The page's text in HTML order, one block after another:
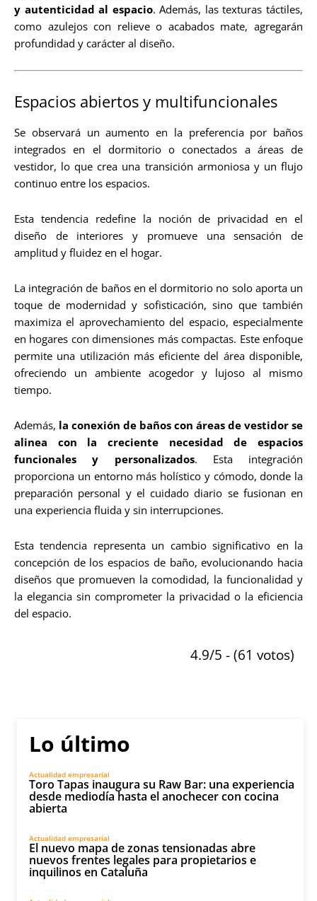
y autenticidad al espacio. Además, las texturas táctiles,
como azulejos con relieve o acabados mate, agregarán
profundidad y carácter al diseño.
Espacios abiertos y multifuncionales
Se observará un aumento en la preferencia por baños
integrados en el dormitorio o conectados a áreas de
vestidor, lo que crea una transición armoniosa y un flujo
continuo entre los espacios.
Esta tendencia redefine la noción de privacidad en el
diseño de interiores y promueve una sensación de
amplitud y fluidez en el hogar.
La integración de baños en el dormitorio no solo aporta un
toque de modernidad y sofisticación, sino que también
maximiza el aprovechamiento del espacio, especialmente
en hogares con dimensiones más compactas. Este enfoque
permite una utilización más eficiente del área disponible,
ofreciendo un ambiente acogedor y lujoso al mismo
tiempo.
Además, la conexión de baños con áreas de vestidor se
alinea con la creciente necesidad de espacios
funcionales y personalizados. Esta integración
proporciona un entorno más holístico y cómodo, donde la
preparación personal y el cuidado diario se fusionan en
una experiencia fluida y sin interrupciones.
Esta tendencia representa un cambio significativo en la
concepción de los espacios de baño, evolucionando hacia
diseños que promueven la comodidad, la funcionalidad y
la elegancia sin comprometer la privacidad o la eficiencia
del espacio.
4.9/5 - (61 votos)
Lo último
Actualidad empresarial
Toro Tapas inaugura su Raw Bar: una experiencia
desde mediodía hasta el anochecer con cocina
abierta
Actualidad empresarial
El nuevo mapa de zonas tensionadas abre
nuevos frentes legales para propietarios e
inquilinos en Cataluña